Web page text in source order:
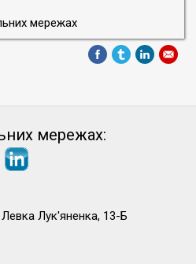
мережах
мережах:
Левка Лук'яненка, 13-Б